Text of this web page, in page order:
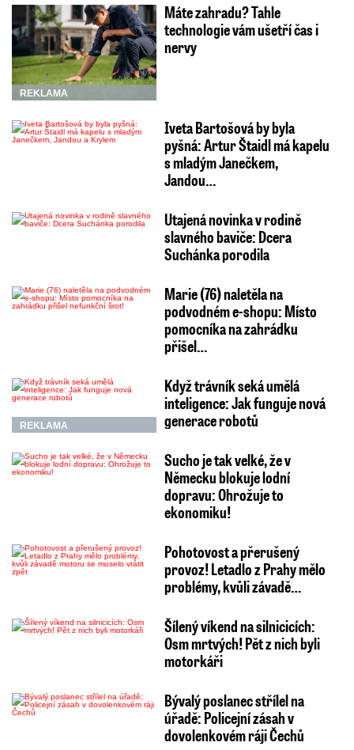
REKLAMA
Máte zahradu? Tahle
technologie vám ušetří čas i
nervy
Iveta Bartošová by byla
pyšná: Artur Štaidl má kapelu
s mladým Janečkem,
Jandou…
Utajená novinka v rodině
slavného baviče: Dcera
Suchánka porodila
Marie (76) naletěla na
podvodném e-shopu: Místo
pomocníka na zahrádku
přišel…
REKLAMA
Když trávník seká umělá
inteligence: Jak funguje nová
generace robotů
Sucho je tak velké, že v
Německu blokuje lodní
dopravu: Ohrožuje to
ekonomiku!
Pohotovost a přerušený
provoz! Letadlo z Prahy mělo
problémy, kvůli závadě…
Šílený víkend na silnicicích:
Osm mrtvých! Pět z nich byli
motorkáři
Bývalý poslanec střílel na
úřadě: Policejní zásah v
dovolenkovém ráji Čechů